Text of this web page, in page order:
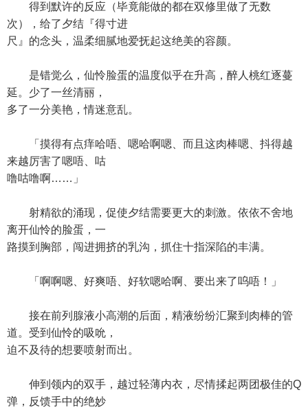
得到默许的反应（毕竟能做的都在双修里做了无数
次），给了夕结『得寸进
尺』的念头，温柔细腻地爱抚起这绝美的容颜。
是错觉么，仙怜脸蛋的温度似乎在升高，醉人桃红逐蔓
延。少了一丝清丽，
多了一分美艳，情迷意乱。
「摸得有点痒哈唔、嗯哈啊嗯、而且这肉棒嗯、抖得越
来越厉害了嗯唔、咕
噜咕噜啊……」
射精欲的涌现，促使夕结需要更大的刺激。依依不舍地
离开仙怜的脸蛋，一
路摸到胸部，闯进拥挤的乳沟，抓住十指深陷的丰满。
「啊啊嗯、好爽唔、好软嗯哈啊、要出来了呜唔！」
接在前列腺液小高潮的后面，精液纷纷汇聚到肉棒的管
道。受到仙怜的吸吮，
迫不及待的想要喷射而出。
伸到领内的双手，越过轻薄内衣，尽情揉起两团极佳的Q
弹，反馈手中的绝妙